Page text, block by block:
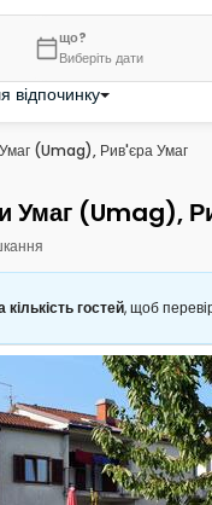
відпочинку
(Umag), Рив'єра Умаг
що?
Виберіть дати
Умаг (Umag),
гостей, щоб